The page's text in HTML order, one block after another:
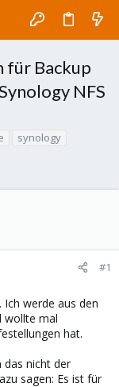
für Backup
NFS
synology
#1
werde aus den
wollte mal
hat.
das nicht der
sagen: Es ist für